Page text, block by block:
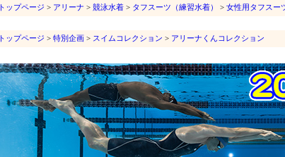
トップページ > アリーナ > 競泳水着 > タフスーツ（練習水着） > 女性用タフスー
トップページ > 特別企画 > スイムコレクション > アリーナくんコレクション